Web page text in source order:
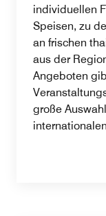
individuellen
Speisen, zu
an frischen
aus der
Angeboten
große